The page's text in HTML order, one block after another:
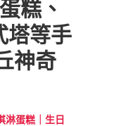
糕、
塔等手
神奇
淋蛋糕｜生日